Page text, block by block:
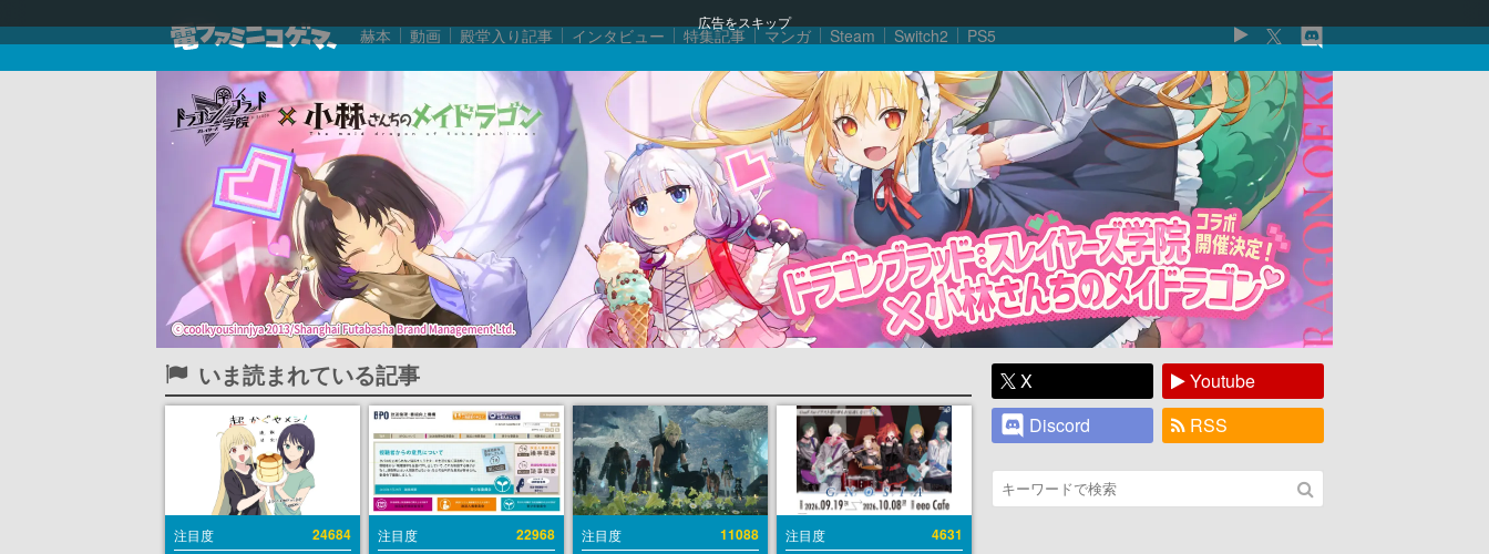
広告をスキップ
赫本 動画 殿堂入り記事 インタビュー 特集記事 マンガ Steam Switch2 PS5
いま読まれている記事
注目度 24684 注目度 22968 注目度 11088 注目度 4631
X
Youtube
Discord
RSS